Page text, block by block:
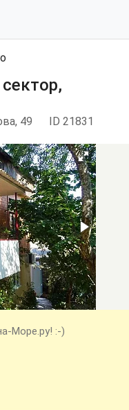
49 ID 21831
Море.ру! :-)